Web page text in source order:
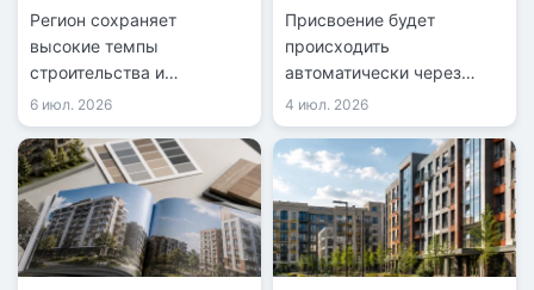
СКО
Регион сохраняет
высокие темпы
строительства и
обновляет
инфраструктуру.
6 июл. 2026
Присвоение будет
происходить
автоматически через
цифровые системы.
4 июл. 2026